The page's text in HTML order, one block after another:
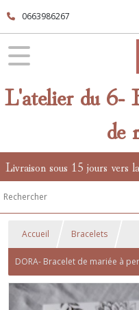
0663986267
L'atelier du 6-
de
Accueil Bracelets
DORA- Bracelet de mariée à
acier- bijoux de mariage au